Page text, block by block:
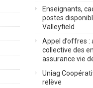
Enseignants,
postes
Valleyfield
Appel d’offres :
collective des
assurance vie
Uniag
relève